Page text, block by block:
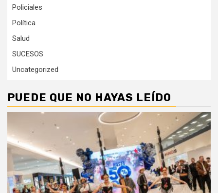
Policiales
Política
Salud
SUCESOS
Uncategorized
PUEDE QUE NO HAYAS LEÍDO